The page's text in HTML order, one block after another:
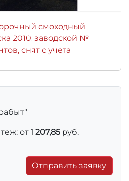
смоходный
2010, заводской №
снят с учета
от 1 207,85 руб.
Отправить заявку